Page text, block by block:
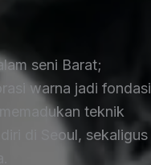
seni Barat;
warna jadi fondasi
teknik
di Seoul, sekaligus